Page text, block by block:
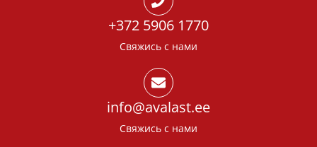
+372 5906 1770
Свяжись с нами
info@avalast.ee
Свяжись с нами